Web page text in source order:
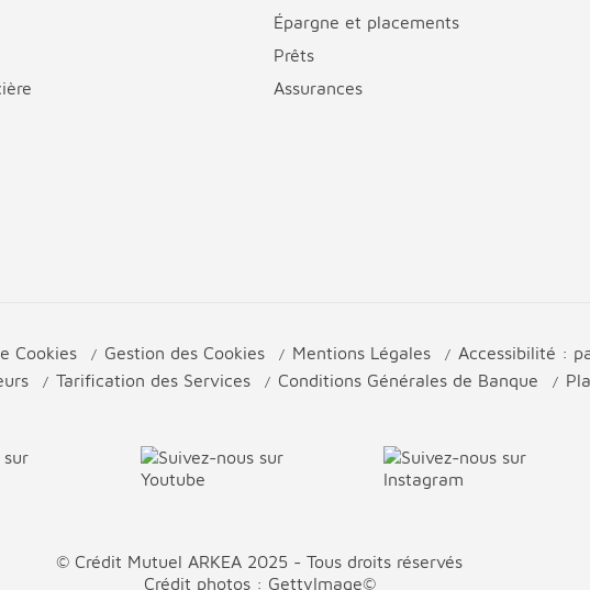
Épargne et placements
Prêts
Assurances
Cookies Gestion des Cookies Mentions Légales
Accessibilité :
Tarification des Services Conditions Générales de Banque
© Crédit Mutuel ARKEA 2025 - Tous droits réservés
Crédit photos : GettyImage©